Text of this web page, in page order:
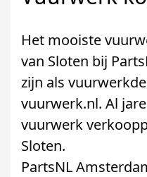
Het mooiste
van Sloten bij
zijn als
vuurwerk.nl. Al
vuurwerk
Sloten.
PartsNL